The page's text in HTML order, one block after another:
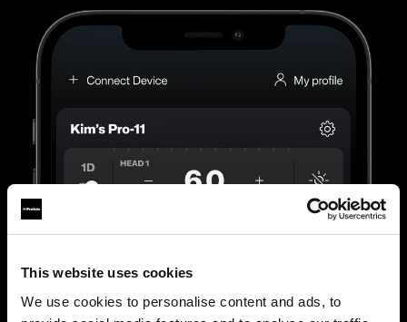
This website uses cookies
We use cookies to personalise content and ads, to